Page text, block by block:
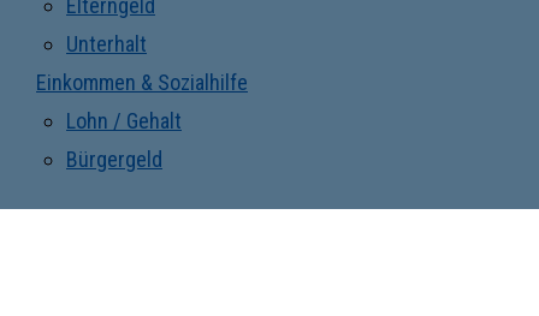
Elterngeld
Unterhalt
Einkommen & Sozialhilfe
Lohn / Gehalt
Bürgergeld